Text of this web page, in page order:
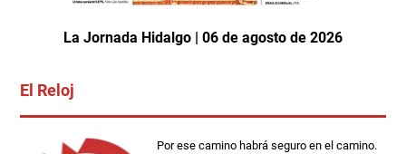
La Jornada Hidalgo | 06 de agosto de 2026
El Reloj
Por ese camino habrá seguro en el camino.